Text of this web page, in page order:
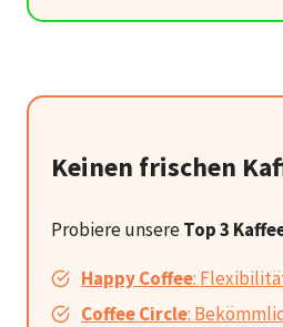
Keinen frischen
Probiere unsereTop 3
Happy Coffee:
Coffee Circle: